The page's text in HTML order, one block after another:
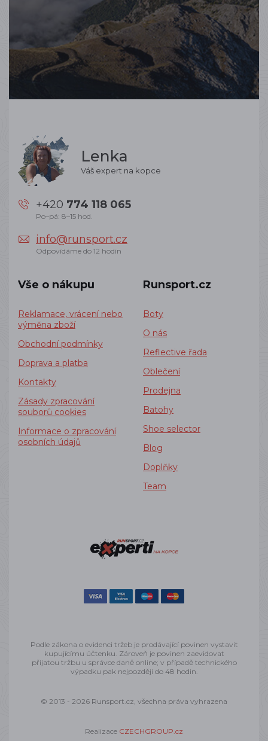
Lenka
Váš expert na kopce
+420 774 118 065
Po–pá: 8–15 hod.
info@runsport.cz
Odpovídáme do 12 hodin
Vše o nákupu
Reklamace, vrácení nebo
výměna zboží
Obchodní podmínky
Doprava a platba
Kontakty
Zásady zpracování
souborů cookies
Informace o zpracování
osobních údajů
Runsport.cz
Boty
O nás
Reflective řada
Oblečení
Prodejna
Batohy
Shoe selector
Blog
Doplňky
Team
Podle zákona o evidenci tržeb je prodávající povinen vystavit
kupujícímu účtenku. Zároveň je povinen zaevidovat
přijatou tržbu u správce daně online; v případě technického
výpadku pak nejpozději do 48 hodin.
© 2013 - 2026 Runsport.cz, všechna práva vyhrazena
Realizace CZECHGROUP.cz